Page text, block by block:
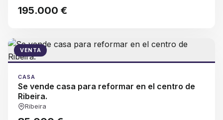
195.000 €
VENTA
CASA
Se vende casa para reformar en el centro de
Ribeira.
Ribeira